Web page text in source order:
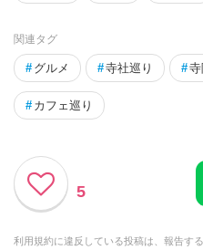
関連タグ
# グルメ #寺社巡り #寺
# カフェ巡り
5
利用規約に違反している投稿は、報告する